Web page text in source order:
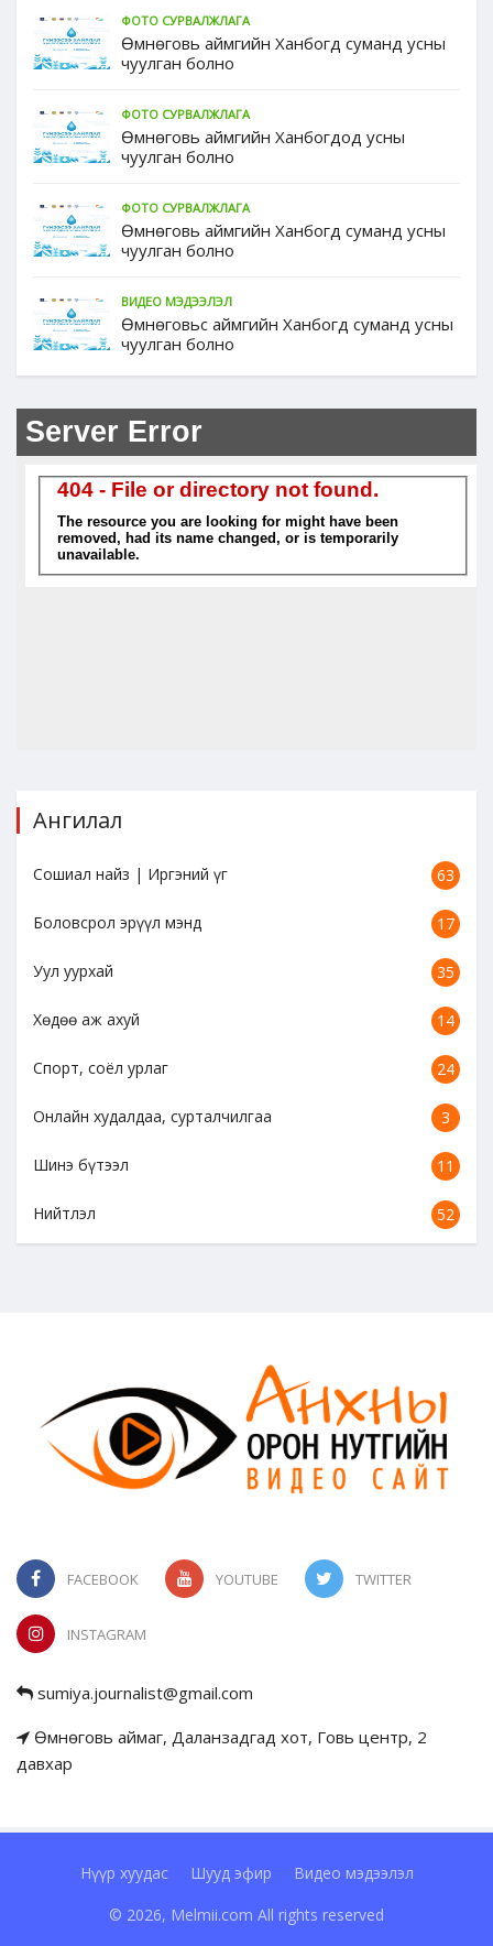
ФОТО СУРВАЛЖЛАГА
Өмнөговь аймгийн Ханбогд суманд усны
чуулган болно
ФОТО СУРВАЛЖЛАГА
Өмнөговь аймгийн Ханбогдод усны
чуулган болно
ФОТО СУРВАЛЖЛАГА
Өмнөговь аймгийн Ханбогд суманд усны
чуулган болно
ВИДЕО МЭДЭЭЛЭЛ
Өмнөговьс аймгийн Ханбогд суманд усны
чуулган болно
Ангилал
Сошиал найз | Иргэний үг 63
Боловсрол эрүүл мэнд 17
Уул уурхай 35
Хөдөө аж ахуй 14
Спорт, соёл урлаг 24
Онлайн худалдаа, сурталчилгаа 3
Шинэ бүтээл 11
Нийтлэл 52
FACEBOOK YOUTUBE TWITTER
INSTAGRAM
sumiya.journalist@gmail.com
Өмнөговь аймаг, Даланзадгад хот, Говь центр, 2
давхар
Нүүр хуудас Шууд эфир
Видео мэдээлэл
© 2026, Melmii.com All rights reserved